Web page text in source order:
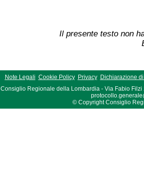
Il presente testo non
Note Legali Cookie Policy Privacy
Dichiarazione
Consiglio Regionale della Lombardia - Via Fabio Filzi
© Copyright Consiglio